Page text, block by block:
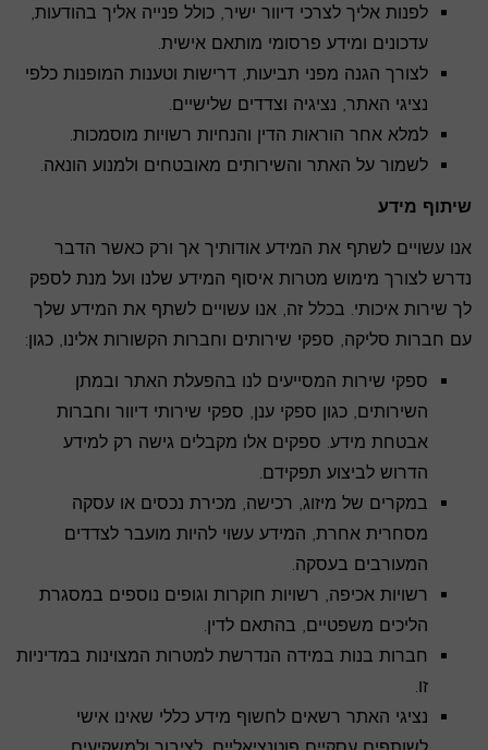
לפנות אליך לצרכי דיוור ישיר, כולל פנייה אליך בהודעות,
עדכונים ומידע פרסומי מותאם אישית.
לצורך הגנה מפני תביעות, דרישות וטענות המופנות כלפי
נציגי האתר, נציגיה וצדדים שלישיים.
למלא אחר הוראות הדין והנחיות רשויות מוסמכות.
לשמור על האתר והשירותים מאובטחים ולמנוע הונאה.
שיתוף מידע
אנו עשויים לשתף את המידע אודותיך אך ורק כאשר הדבר
נדרש לצורך מימוש מטרות איסוף המידע שלנו ועל מנת לספק
לך שירות איכותי. בכלל זה, אנו עשויים לשתף את המידע שלך
עם חברות סליקה, ספקי שירותים וחברות הקשורות אלינו, כגון:
ספקי שירות המסייעים לנו בהפעלת האתר ובמתן
השירותים, כגון ספקי ענן, ספקי שירותי דיוור וחברות
אבטחת מידע. ספקים אלו מקבלים גישה רק למידע
הדרוש לביצוע תפקידם.
במקרים של מיזוג, רכישה, מכירת נכסים או עסקה
מסחרית אחרת, המידע עשוי להיות מועבר לצדדים
המעורבים בעסקה.
רשויות אכיפה, רשויות חוקרות וגופים נוספים במסגרת
הליכים משפטיים, בהתאם לדין.
חברות בנות במידה הנדרשת למטרות המצוינות במדיניות
זו.
נציגי האתר רשאים לחשוף מידע כללי שאינו אישי